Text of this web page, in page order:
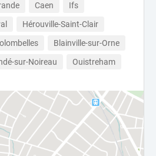
Caen
Ifs
Hérouville-Saint-Clair
Blainville-sur-Orne
sur-Noireau Ouistreham